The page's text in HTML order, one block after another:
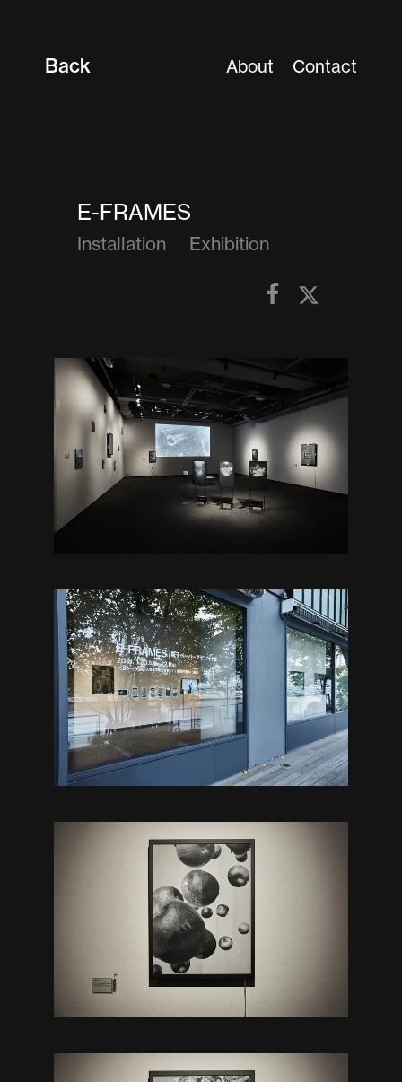
Back About Contact
E-FRAMES
Installation Exhibition